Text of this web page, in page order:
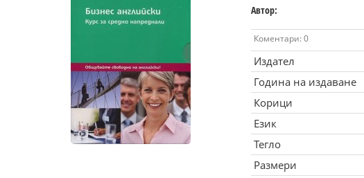
Автор:
Коментари: 0
Издател
Година на издаване
Корици
Език
Тегло
Размери